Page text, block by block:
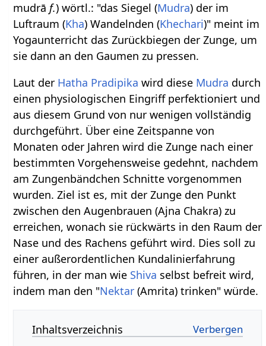
mudrāf.) wörtl.: "das Siegel (Mudra) der im
Luftraum (Kha) Wandelnden (Khechari)" meint im
Yogaunterricht das Zurückbiegen der Zunge, um
sie dann an den Gaumen zu pressen.
Laut der Hatha Pradipika wird diese Mudra durch
einen physiologischen Eingriff perfektioniert und
aus diesem Grund von nur wenigen vollständig
durchgeführt. Über eine Zeitspanne von
Monaten oder Jahren wird die Zunge nach einer
bestimmten Vorgehensweise gedehnt, nachdem
am Zungenbändchen Schnitte vorgenommen
wurden. Ziel ist es, mit der Zunge den Punkt
zwischen den Augenbrauen (Ajna Chakra) zu
erreichen, wonach sie rückwärts in den Raum der
Nase und des Rachens geführt wird. Dies soll zu
einer außerordentlichen Kundalinierfahrung
führen, in der man wie Shiva selbst befreit wird,
indem man den "Nektar (Amrita) trinken" würde.
Inhaltsverzeichnis